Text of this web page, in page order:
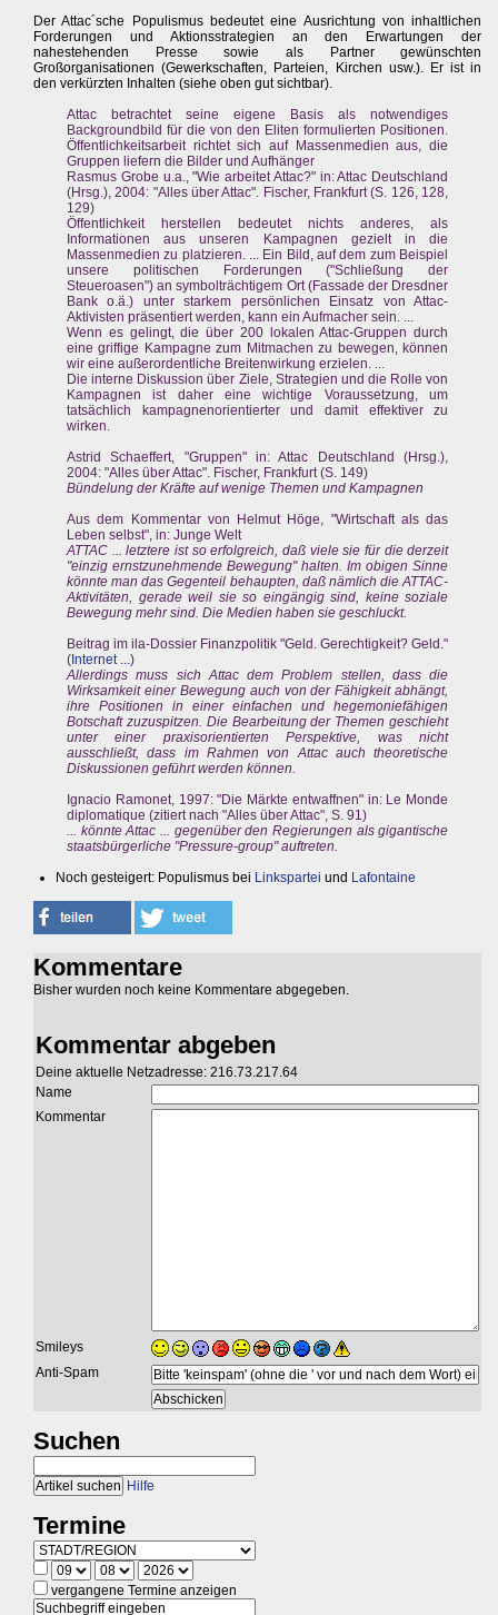
Der Attac´sche Populismus bedeutet eine Ausrichtung von inhaltlichen
Forderungen und Aktionsstrategien an den Erwartungen der
nahestehenden Presse sowie als Partner gewünschten
Großorganisationen (Gewerkschaften, Parteien, Kirchen usw.). Er ist in
den verkürzten Inhalten (siehe oben gut sichtbar).
Attac betrachtet seine eigene Basis als notwendiges
Backgroundbild für die von den Eliten formulierten Positionen.
Öffentlichkeitsarbeit richtet sich auf Massenmedien aus, die
Gruppen liefern die Bilder und Aufhänger
Rasmus Grobe u.a., "Wie arbeitet Attac?" in: Attac Deutschland
(Hrsg.), 2004: "Alles über Attac". Fischer, Frankfurt (S. 126, 128,
129)
Öffentlichkeit herstellen bedeutet nichts anderes, als
Informationen aus unseren Kampagnen gezielt in die
Massenmedien zu platzieren. ... Ein Bild, auf dem zum Beispiel
unsere politischen Forderungen ("Schließung der
Steueroasen") an symbolträchtigem Ort (Fassade der Dresdner
Bank o.ä.) unter starkem persönlichen Einsatz von Attac-
Aktivisten präsentiert werden, kann ein Aufmacher sein. ...
Wenn es gelingt, die über 200 lokalen Attac-Gruppen durch
eine griffige Kampagne zum Mitmachen zu bewegen, können
wir eine außerordentliche Breitenwirkung erzielen. ...
Die interne Diskussion über Ziele, Strategien und die Rolle von
Kampagnen ist daher eine wichtige Voraussetzung, um
tatsächlich kampagnenorientierter und damit effektiver zu
wirken.
Astrid Schaeffert, "Gruppen" in: Attac Deutschland (Hrsg.),
2004: "Alles über Attac". Fischer, Frankfurt (S. 149)
Bündelung der Kräfte auf wenige Themen und Kampagnen
Aus dem Kommentar von Helmut Höge, "Wirtschaft als das
Leben selbst", in: Junge Welt
ATTAC ... letztere ist so erfolgreich, daß viele sie für die derzeit
"einzig ernstzunehmende Bewegung" halten. Im obigen Sinne
könnte man das Gegenteil behaupten, daß nämlich die ATTAC-
Aktivitäten, gerade weil sie so eingängig sind, keine soziale
Bewegung mehr sind. Die Medien haben sie geschluckt.
Beitrag im ila-Dossier Finanzpolitik "Geld. Gerechtigkeit? Geld."
( Internet ...)
Allerdings muss sich Attac dem Problem stellen, dass die
Wirksamkeit einer Bewegung auch von der Fähigkeit abhängt,
ihre Positionen in einer einfachen und hegemoniefähigen
Botschaft zuzuspitzen. Die Bearbeitung der Themen geschieht
unter einer praxisorientierten Perspektive, was nicht
ausschließt, dass im Rahmen von Attac auch theoretische
Diskussionen geführt werden können.
Ignacio Ramonet, 1997: "Die Märkte entwaffnen" in: Le Monde
diplomatique (zitiert nach "Alles über Attac", S. 91)
... könnte Attac ... gegenüber den Regierungen als gigantische
staatsbürgerliche "Pressure-group" auftreten.
Noch gesteigert: Populismus bei Linkspartei und Lafontaine
Kommentare
Bisher wurden noch keine Kommentare abgegeben.
Kommentar abgeben
Deine aktuelle Netzadresse: 216.73.217.64
Name
Kommentar
Smileys
Anti-Spam
Suchen
Hilfe
Termine
vergangene Termine anzeigen